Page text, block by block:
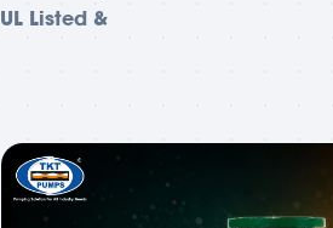
UL Listed &